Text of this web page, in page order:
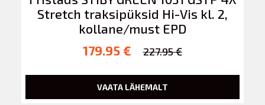
Stretch traksipüksid Hi-Vis kl. 2,
kollane/must EPD
179.95 €
227.95 €
VAATA LÄHEMALT